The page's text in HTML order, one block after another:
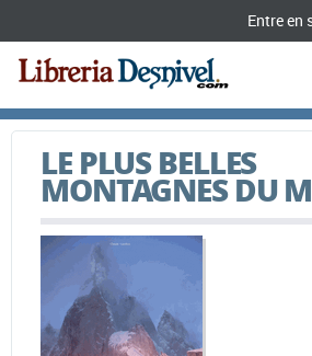
Entre en
LE PLUS BELLES
MONTAGNES DU